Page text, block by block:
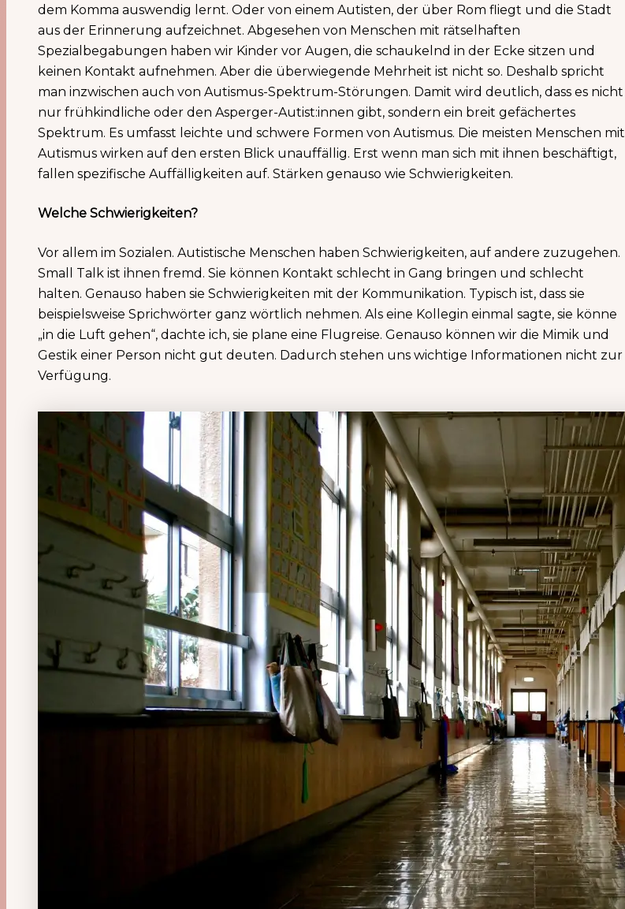
dem Komma auswendig lernt. Oder von einem Autisten, der über Rom fliegt und die Stadt
aus der Erinnerung aufzeichnet. Abgesehen von Menschen mit rätselhaften
Spezialbegabungen haben wir Kinder vor Augen, die schaukelnd in der Ecke sitzen und
keinen Kontakt aufnehmen. Aber die überwiegende Mehrheit ist nicht so. Deshalb spricht
man inzwischen auch von Autismus-Spektrum-Störungen. Damit wird deutlich, dass es nicht
nur frühkindliche oder den Asperger-Autist:innen gibt, sondern ein breit gefächertes
Spektrum. Es umfasst leichte und schwere Formen von Autismus. Die meisten Menschen mit
Autismus wirken auf den ersten Blick unauffällig. Erst wenn man sich mit ihnen beschäftigt,
fallen spezifische Auffälligkeiten auf. Stärken genauso wie Schwierigkeiten.
Welche Schwierigkeiten?
Vor allem im Sozialen. Autistische Menschen haben Schwierigkeiten, auf andere zuzugehen.
Small Talk ist ihnen fremd. Sie können Kontakt schlecht in Gang bringen und schlecht
halten. Genauso haben sie Schwierigkeiten mit der Kommunikation. Typisch ist, dass sie
beispielsweise Sprichwörter ganz wörtlich nehmen. Als eine Kollegin einmal sagte, sie könne
„in die Luft gehen“, dachte ich, sie plane eine Flugreise. Genauso können wir die Mimik und
Gestik einer Person nicht gut deuten. Dadurch stehen uns wichtige Informationen nicht zur
Verfügung.